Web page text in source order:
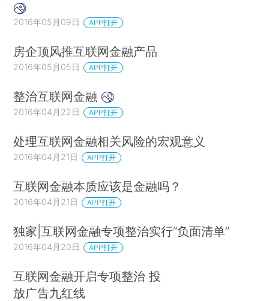
2016年05月09日 APP打开
房企顶风推互联网金融产品
2016年05月05日 APP打开
整治互联网金融
2016年04月22日 APP打开
处理互联网金融相关风险的宏观意义
2016年04月21日 APP打开
互联网金融本质应该是金融吗？
2016年04月21日 APP打开
独家|互联网金融专项整治实行“负面清单”
2016年04月20日 APP打开
互联网金融开启专项整治 投
放广告九红线